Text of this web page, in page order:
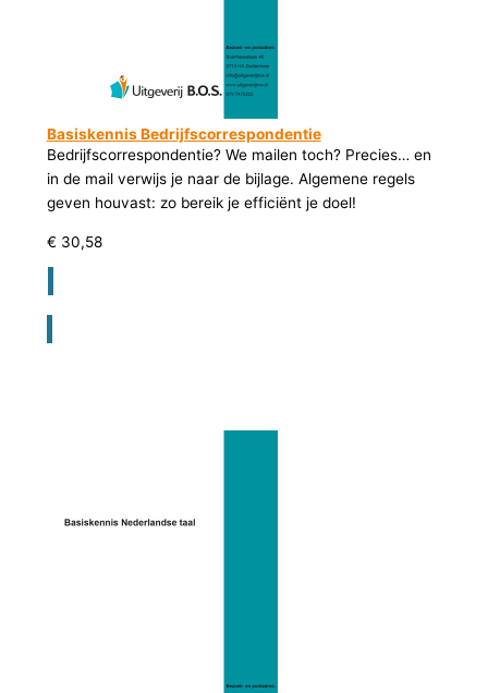
Basiskennis Bedrijfscorrespondentie
Bedrijfscorrespondentie? We mailen toch? Precies… en
in de mail verwijs je naar de bijlage. Algemene regels
geven houvast: zo bereik je efficiënt je doel!
€ 30,58